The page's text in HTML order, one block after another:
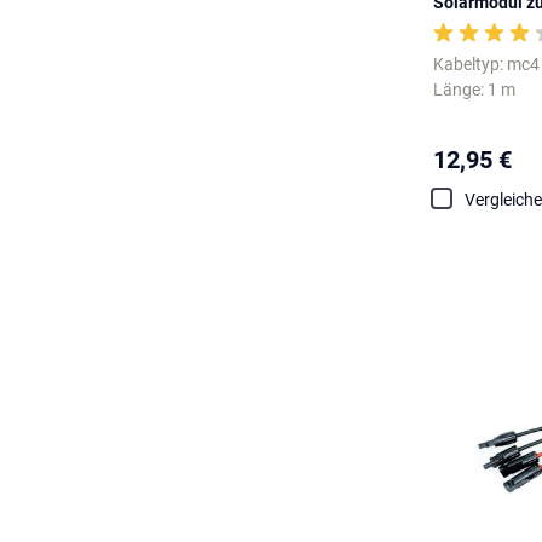
Kabeltyp:
Länge: 1 m
12,95 €